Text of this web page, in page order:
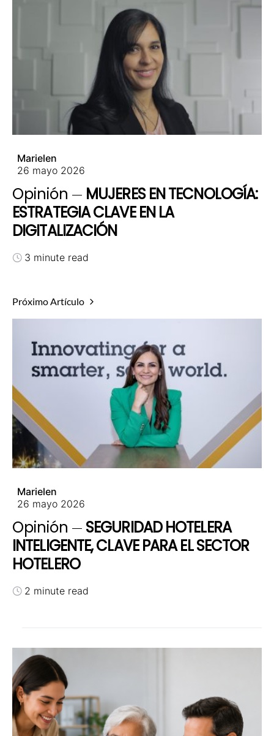
Marielen
26 mayo 2026
Opinión
MUJERES EN TECNOLOGÍA:
ESTRATEGIA CLAVE EN LA
DIGITALIZACIÓN
3 minute read
Próximo Artículo
Marielen
26 mayo 2026
Opinión
SEGURIDAD HOTELERA
INTELIGENTE, CLAVE PARA EL SECTOR
HOTELERO
2 minute read